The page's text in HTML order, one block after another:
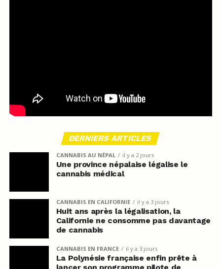
DERNIERS ARTICLES
CANNABIS AU NÉPAL il y a 2 jours
Une province népalaise légalise le
cannabis médical
CANNABIS EN CALIFORNIE il y a 3 jours
Huit ans après la légalisation, la
Californie ne consomme pas davantage
de cannabis
CANNABIS EN FRANCE il y a 3 jours
La Polynésie française enfin prête à